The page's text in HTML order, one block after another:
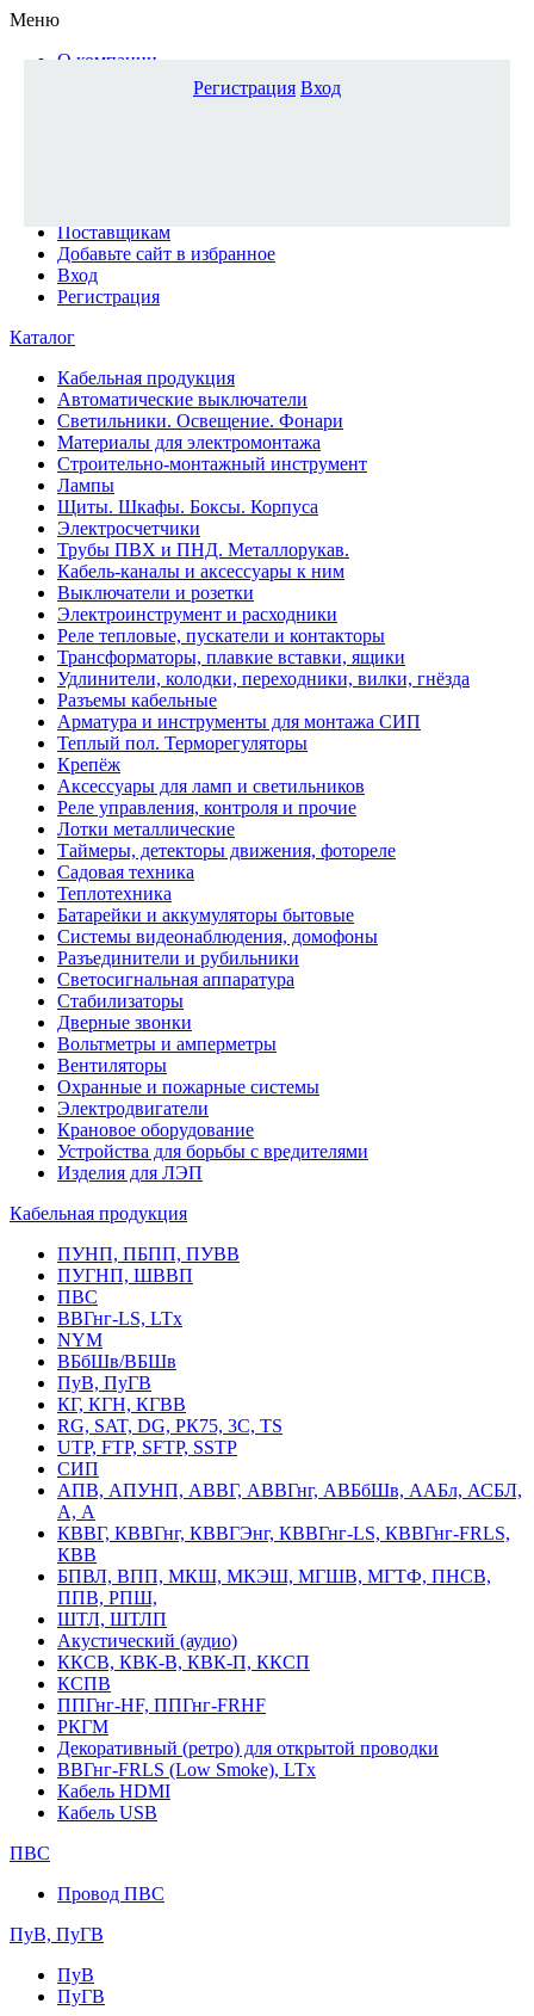
Меню
О компании
Доставка и оплата
Поставщикам
Добавьте сайт в избранное
Вход
Регистрация
Каталог
Кабельная продукция
Автоматические выключатели
Светильники. Освещение. Фонари
Материалы для электромонтажа
Строительно-монтажный инструмент
Лампы
Щиты. Шкафы. Боксы. Корпуса
Электросчетчики
Трубы ПВХ и ПНД. Металлорукав.
Кабель-каналы и аксессуары к ним
Выключатели и розетки
Электроинструмент и расходники
Реле тепловые, пускатели и контакторы
Трансформаторы, плавкие вставки, ящики
Удлинители, колодки, переходники, вилки, гнёзда
Разъемы кабельные
Арматура и инструменты для монтажа СИП
Теплый пол. Терморегуляторы
Крепёж
Аксессуары для ламп и светильников
Реле управления, контроля и прочие
Лотки металлические
Таймеры, детекторы движения, фотореле
Садовая техника
Теплотехника
Батарейки и аккумуляторы бытовые
Системы видеонаблюдения, домофоны
Разъединители и рубильники
Светосигнальная аппаратура
Стабилизаторы
Дверные звонки
Вольтметры и амперметры
Вентиляторы
Охранные и пожарные системы
Электродвигатели
Крановое оборудование
Устройства для борьбы с вредителями
Изделия для ЛЭП
Кабельная продукция
ПУНП, ПБПП, ПУВВ
ПУГНП, ШВВП
ПВС
ВВГнг-LS, LTx
NYM
ВБбШв/ВБШв
ПуВ, ПуГВ
КГ, КГН, КГВВ
RG, SAT, DG, РК75, 3С, TS
UTP, FTP, SFTP, SSTP
СИП
АПВ, АПУНП, АВВГ, АВВГнг, АВБбШв, ААБл, АСБЛ,
А, А
КВВГ, КВВГнг, КВВГЭнг, КВВГнг-LS, КВВГнг-FRLS,
КВВ
БПВЛ, ВПП, МКШ, МКЭШ, МГШВ, МГТФ, ПНСВ,
ППВ, РПШ,
ШТЛ, ШТЛП
Акустический (аудио)
ККСВ, КВК-В, КВК-П, ККСП
КСПВ
ППГнг-HF, ППГнг-FRHF
РКГМ
Декоративный (ретро) для открытой проводки
ВВГнг-FRLS (Low Smoke), LTx
Кабель HDMI
Кабель USB
ПВС
Провод ПВС
ПуВ, ПуГВ
ПуВ
ПуГВ
Регистрация Вход